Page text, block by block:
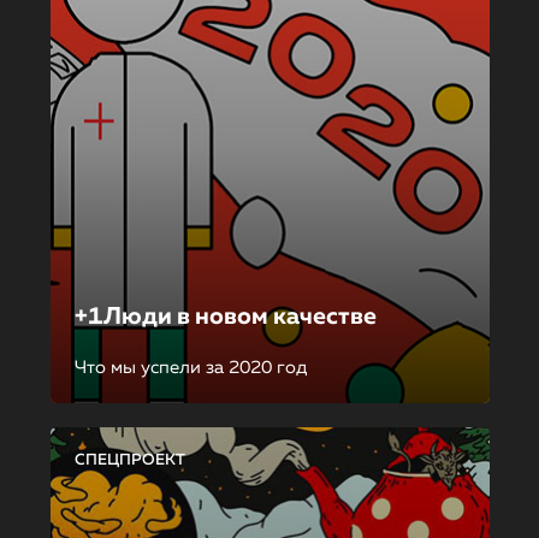
+1Люди в новом качестве
Что мы успели за 2020 год
СПЕЦПРОЕКТ